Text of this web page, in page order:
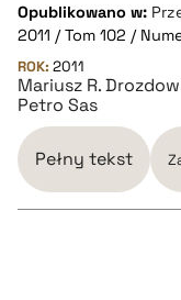
Opublikowano w:
2011 / Tom 102 /
ROK: 2011
Mariusz R.
Petro Sas
Pełny tekst